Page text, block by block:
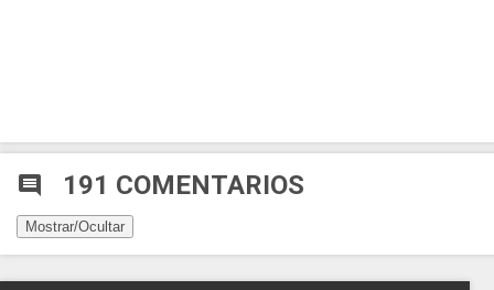
comment 191 COMENTARIOS
Mostrar/Ocultar